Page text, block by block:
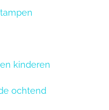
kinderen
ochtend